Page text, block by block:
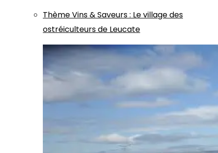
ThèmeVins & Saveurs: Le village des
ostréiculteurs de Leucate